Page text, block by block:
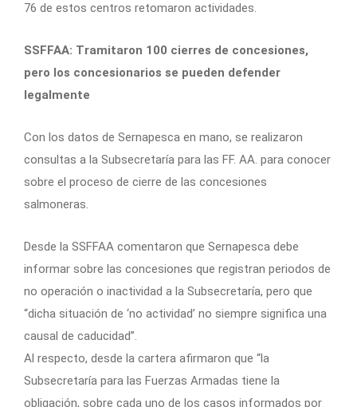
76 de estos centros retomaron actividades.
SSFFAA: Tramitaron 100 cierres de concesiones,
pero los concesionarios se pueden defender
legalmente
Con los datos de Sernapesca en mano, se realizaron
consultas a la Subsecretaría para las FF. AA. para conocer
sobre el proceso de cierre de las concesiones
salmoneras.
Desde la SSFFAA comentaron que Sernapesca debe
informar sobre las concesiones que registran periodos de
no operación o inactividad a la Subsecretaría, pero que
“dicha situación de ‘no actividad’ no siempre significa una
causal de caducidad”.
Al respecto, desde la cartera afirmaron que “la
Subsecretaría para las Fuerzas Armadas tiene la
obligación, sobre cada uno de los casos informados por